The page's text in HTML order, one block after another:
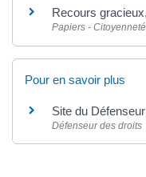
Recours
Papiers -
Pour en savoir plus
Site du
Défenseur des droits